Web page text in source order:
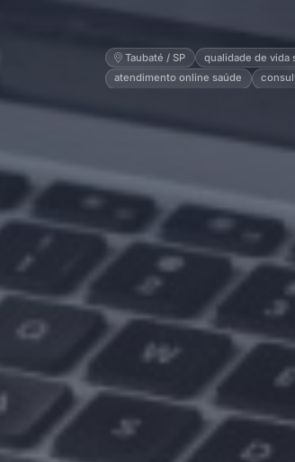
Taubaté / SP qualidade de vida
atendimento online saúde